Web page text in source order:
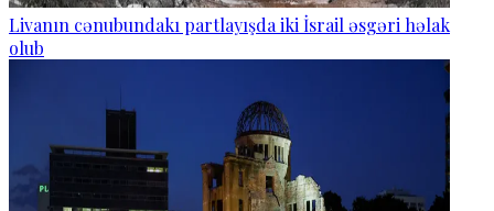
Livanın cənubundakı partlayışda iki İsrail əsgəri həlak
olub